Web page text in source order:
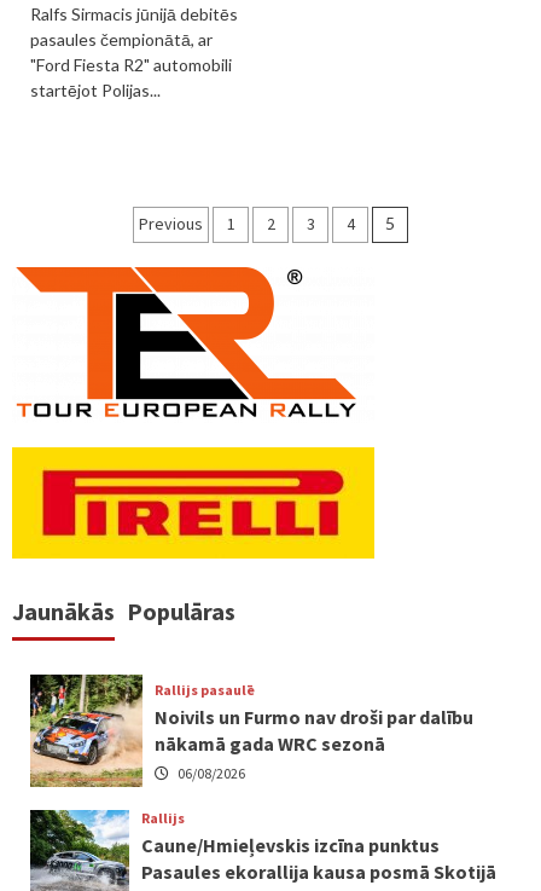
Ralfs Sirmacis jūnijā debitēs
pasaules čempionātā, ar
"Ford Fiesta R2" automobili
startējot Polijas...
Ziņu
numerācija
pēc
lappusēm
Previous 1 2 3 4 5
Jaunākās Populāras
Rallijs pasaulē
Noivils un Furmo nav droši par dalību
nākamā gada WRC sezonā
06/08/2026
Rallijs
Caune/Hmieļevskis izcīna punktus
Pasaules ekorallija kausa posmā Skotijā